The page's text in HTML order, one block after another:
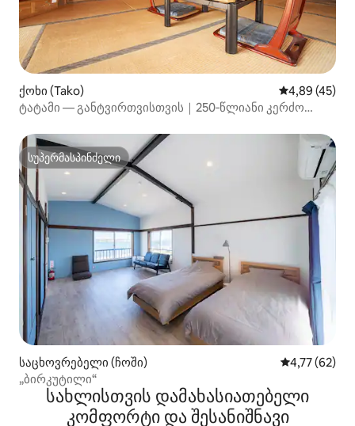
ქოხი (Tako) საშუალო
4,89 (45)
ტატამი — განტვირთვისთვის｜250‑წლიანი კერძო
სუპერმასპინძელი
სუპერმასპინძელი
საცხოვრებელი (ჩოში) საშუალო
4,77 (62)
„ბირკუტილი“
სახლისთვის დამახასიათებელი
კომფორტი და შესანიშნავი